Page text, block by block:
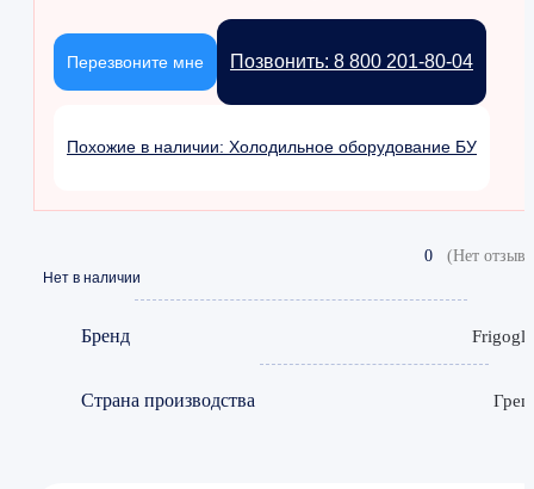
Позвонить: 8 800 201-80-04
Перезвоните мне
Похожие в наличии: Холодильное оборудование БУ
0 (Нет
Нет в наличии
Бренд
Страна производства